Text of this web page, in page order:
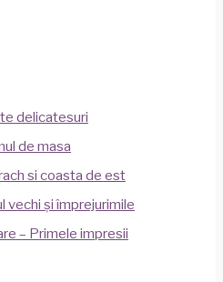
delicatesuri
de masa
si coasta de est
vechi și împrejurimile
– Primele impresii